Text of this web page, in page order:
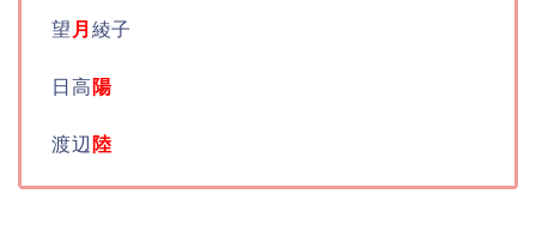
望 月 綾子
日高 陽
渡辺 陸